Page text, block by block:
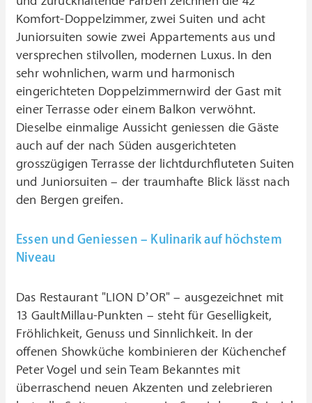
Komfort-Doppelzimmer, zwei Suiten und acht
Juniorsuiten sowie zwei Appartements aus und
versprechen stilvollen, modernen Luxus. In den
sehr wohnlichen, warm und harmonisch
eingerichteten Doppelzimmernwird der Gast mit
einer Terrasse oder einem Balkon verwöhnt.
Dieselbe einmalige Aussicht geniessen die Gäste
auch auf der nach Süden ausgerichteten
grosszügigen Terrasse der lichtdurchfluteten Suiten
und Juniorsuiten – der traumhafte Blick lässt nach
den Bergen greifen.
Essen und Geniessen – Kulinarik auf höchstem
Niveau
Das Restaurant "LION D’OR" – ausgezeichnet mit
13 GaultMillau-Punkten – steht für Geselligkeit,
Fröhlichkeit, Genuss und Sinnlichkeit. In der
offenen Showküche kombinieren der Küchenchef
Peter Vogel und sein Team Bekanntes mit
überraschend neuen Akzenten und zelebrieren